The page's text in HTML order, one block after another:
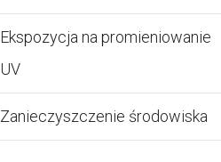
Ekspozycja na promieniowanie
UV
Zanieczyszczenie środowiska